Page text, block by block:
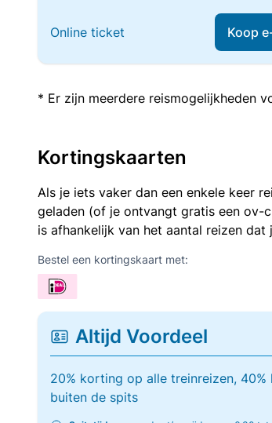
Online ticket Koop
* Er zijn meerdere reismogelijkheden
Kortingskaarten
Als je iets vaker dan een enkele keer
geladen (of je ontvangt gratis een ov-
is afhankelijk van het aantal reizen
Bestel een kortingskaart met:
Altijd Voordeel
20% korting op alle treinreizen, 40%
buiten de spits